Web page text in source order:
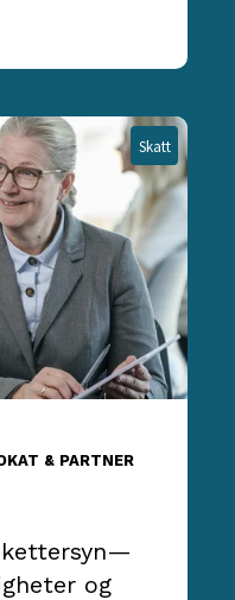
Skatt
& PARTNER
og